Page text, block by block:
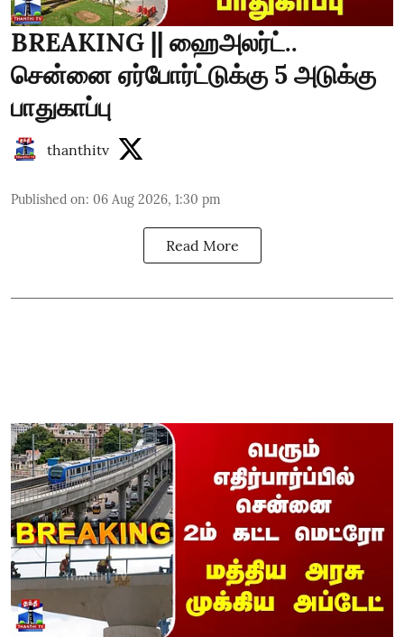
BREAKING || ஹைஅலர்ட்..
சென்னை ஏர்போர்ட்டுக்கு 5 அடுக்கு
பாதுகாப்பு
thanthitv
Published on: 06 Aug 2026, 1:30 pm
Read More